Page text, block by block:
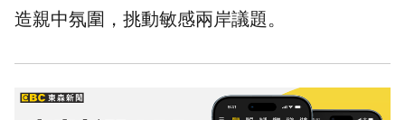
造親中氛圍，挑動敏感兩岸議題。